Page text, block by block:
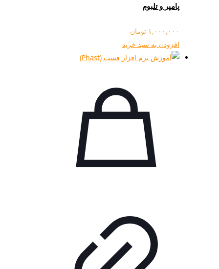
پامپر و تلبوم
۱,۰۰۰,۰۰۰ تومان
افزودن به سبد خرید